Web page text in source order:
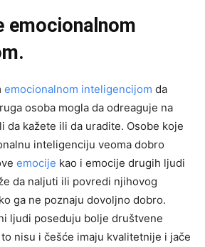
emocionalnom
emocionalnom inteligencijom da
osoba mogla da odreaguje na
da kažete ili da uradite. Osobe koje
inteligenciju veoma dobro
emocije kao i emocije drugih ljudi
da naljuti ili povredi njihovog
ga ne poznaju dovoljno dobro.
ljudi poseduju bolje društvene
nisu i češće imaju kvalitetnije i jače